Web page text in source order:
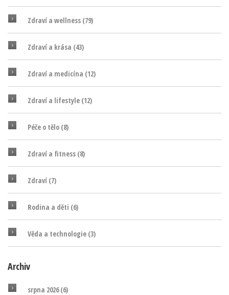
Zdraví a wellness (79)
Zdraví a krása (43)
Zdraví a medicína (12)
Zdraví a lifestyle (12)
Péče o tělo (8)
Zdraví a fitness (8)
Zdraví (7)
Rodina a děti (6)
Věda a technologie (3)
Archiv
srpna 2026(6)